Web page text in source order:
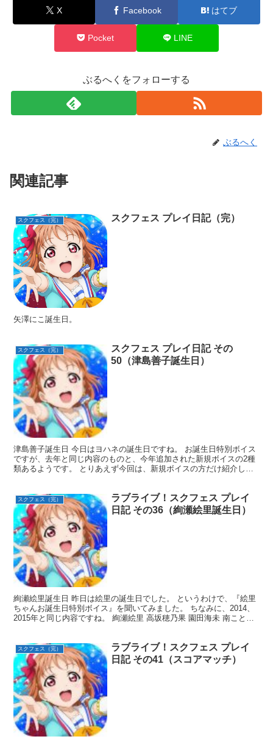
X Facebook はてブ
Pocket LINE
ぶるへくをフォローする
ぶるへく
関連記事
スクフェス（完） スクフェス プレイ日記（完）
矢澤にこ誕生日。
スクフェス（完）
スクフェス プレイ日記 その
50（津島善子誕生日）
津島善子誕生日 今日はヨハネの誕生日ですね。 お誕生日特別ボイス
ですが、去年と同じ内容のものと、今年追加された新規ボイスの2種
類あるようです。 とりあえず今回は、新規ボイスの方だけ紹介した
スクフェス（完）
ラブライブ！スクフェス プレイ
日記 その36（絢瀬絵里誕生日）
絢瀬絵里誕生日 昨日は絵里の誕生日でした。 というわけで、『絵里
ちゃんお誕生日特別ボイス』を聞いてみました。 ちなみに、2014、
2015年と同じ内容ですね。 絢瀬絵里 高坂穂乃果 園田海未 南ことり
スクフェス（完）
ラブライブ！スクフェス プレイ
日記 その41（スコアマッチ）